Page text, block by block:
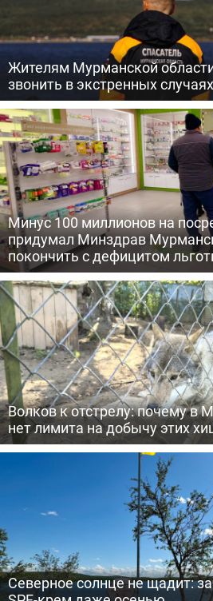
Жителям Мурманской
звонить в экстренных случаях
Минус 100 миллионов на
придумал Минздрав
покончить с дефицитом
Волков к отстрелу: почему в
нет лимита на добычу этих
Северное солнце не щадит: